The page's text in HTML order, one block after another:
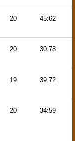
20 45:62
20 30:78
19 39:72
20 34:59